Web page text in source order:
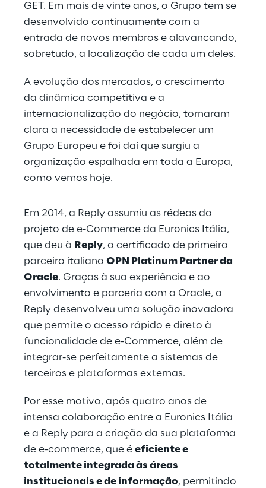
GET. Em mais de vinte anos, o Grupo tem se
desenvolvido continuamente com a
entrada de novos membros e alavancando,
sobretudo, a localização de cada um deles.
A evolução dos mercados, o crescimento
da dinâmica competitiva e a
internacionalização do negócio, tornaram
clara a necessidade de estabelecer um
Grupo Europeu e foi daí que surgiu a
organização espalhada em toda a Europa,
como vemos hoje.
Em 2014, a Reply assumiu as rédeas do
projeto de e-Commerce da Euronics Itália,
que deu à Reply, o certificado de primeiro
parceiro italiano OPN Platinum Partner da
Oracle. Graças à sua experiência e ao
envolvimento e parceria com a Oracle, a
Reply desenvolveu uma solução inovadora
que permite o acesso rápido e direto à
funcionalidade de e-Commerce, além de
integrar-se perfeitamente a sistemas de
terceiros e plataformas externas.
Por esse motivo, após quatro anos de
intensa colaboração entre a Euronics Itália
e a Reply para a criação da sua plataforma
de e-commerce, que é eficiente e
totalmente integrada às áreas
institucionais e de informação, permitindo